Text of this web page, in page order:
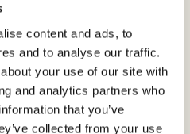
content and ads, to
and to analyse our traffic.
your use of our site with
and analytics partners who
that you’ve
collected from your use
CHAPOT
önskat datum för
ihåg att skriva i din
ska nå